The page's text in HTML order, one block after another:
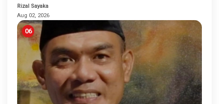
Rizal Sayaka
Aug 02, 2026